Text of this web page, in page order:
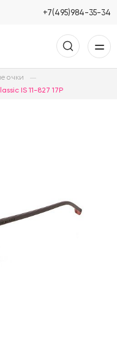
+7(495)984-35-34
очки
IS 11-827 17P